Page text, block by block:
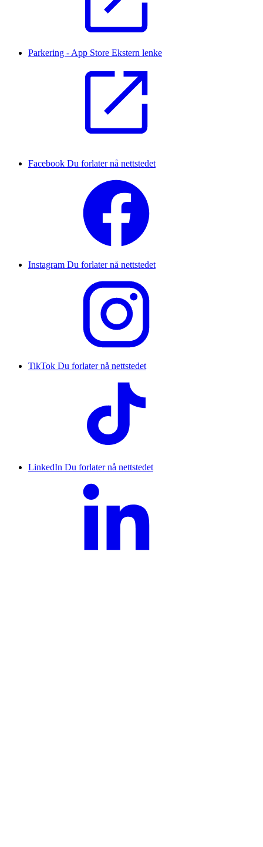
Parkering - App Store Ekstern lenke
Facebook Du forlater nå nettstedet
Instagram Du forlater nå nettstedet
TikTok Du forlater nå nettstedet
LinkedIn Du forlater nå nettstedet